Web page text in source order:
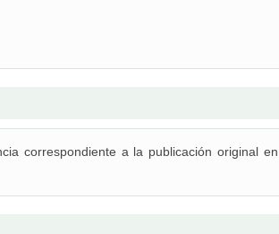
correspondiente a la publicación original en